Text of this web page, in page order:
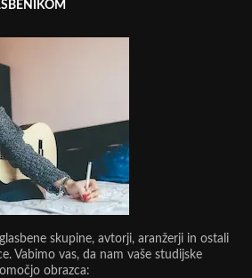
skupine, avtorji, aranžerji in ostali
Vabimo vas, da nam vaše studijske
obrazca: